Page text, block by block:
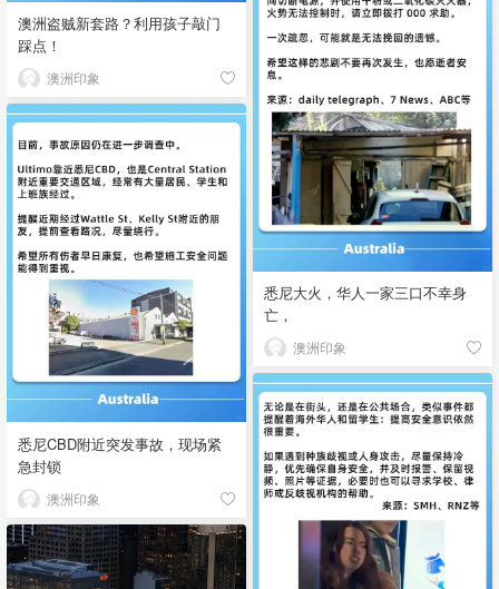
澳洲盗贼新套路？利用孩子敲门
踩点！
澳洲印象
悉尼大火，华人一家三口不幸身
亡，
澳洲印象
悉尼CBD附近突发事故，现场紧
急封锁
澳洲印象